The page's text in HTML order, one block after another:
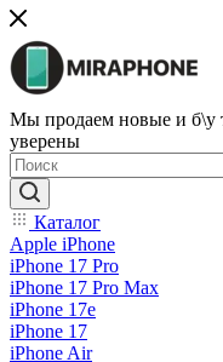
Мы продаем новые и б\у
уверены
Каталог
Apple iPhone
iPhone 17 Pro
iPhone 17 Pro Max
iPhone 17e
iPhone 17
iPhone Air